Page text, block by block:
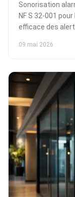
Sonorisation
NF S 32-001
efficace des
09 mai 2026